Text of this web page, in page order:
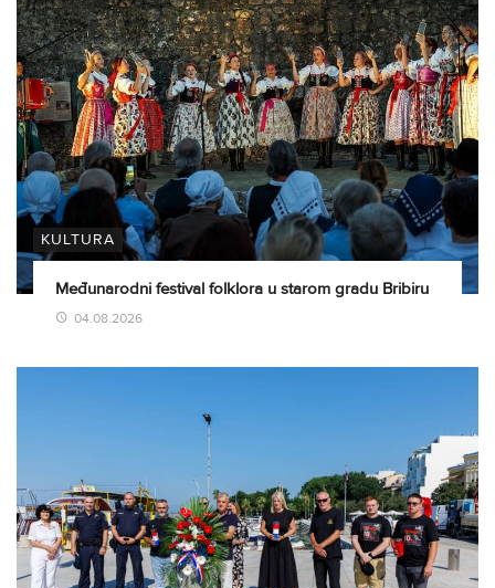
KULTURA
Međunarodni festival folklora u starom gradu Bribiru
04.08.2026